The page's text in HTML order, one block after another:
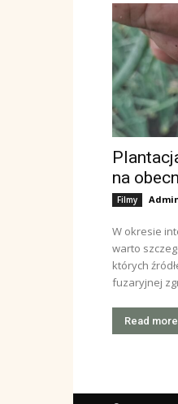
na
Filmy
W okresie
warto
których
fuzaryjnej
Read more